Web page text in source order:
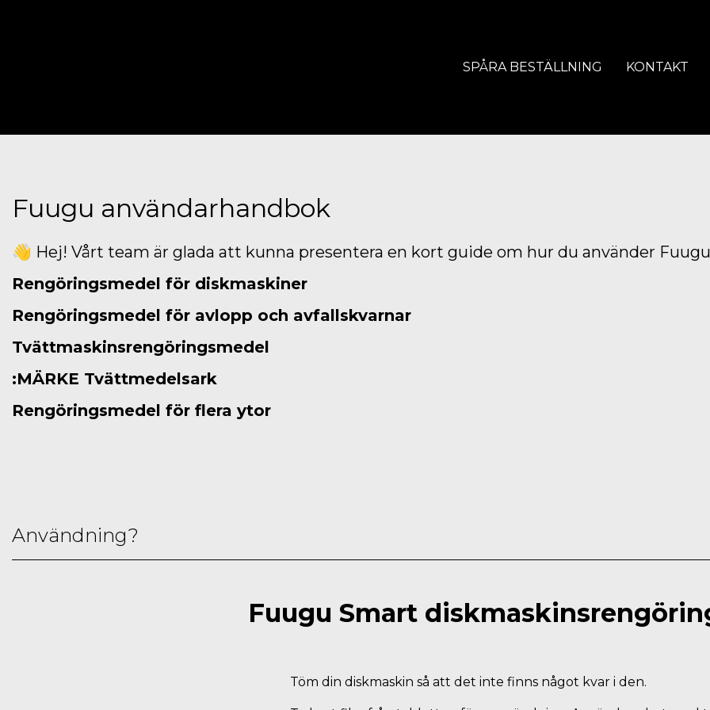
SPÅRA BESTÄLLNING KONTAKT
Fuugu användarhandbok
👋 Hej! Vårt team är glada att kunna presentera en kort guide om hur du använder
Rengöringsmedel för diskmaskiner
Rengöringsmedel för avlopp och avfallskvarnar
Tvättmaskinsrengöringsmedel
:MÄRKE Tvättmedelsark
Rengöringsmedel för flera ytor
Användning?
Töm din diskmaskin så att det inte finns något kvar i den.
Fuugu Smart